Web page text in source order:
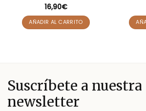
Valorado
con4.75
de 5
16,90€
AÑADIR AL CARRITO
Suscríbete a nuestra
newsletter